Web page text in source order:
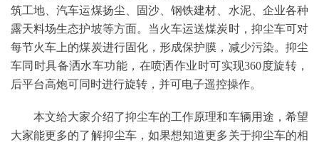
筑工地、汽车运煤扬尘、固沙、钢铁建材、水泥、企业各种
露天料场生态护坡等方面。当火车运送煤炭时，抑尘车可对
每节火车上的煤炭进行固化，形成保护膜，减少污染。抑尘
车同时具备洒水车功能，在喷洒作业时可实现360度旋转，
后平台高炮可同时进行旋转，并可电子遥控操作。
本文给大家介绍了抑尘车的工作原理和车辆用途，希望
大家能更多的了解抑尘车，如果想知道更多关于抑尘车的相